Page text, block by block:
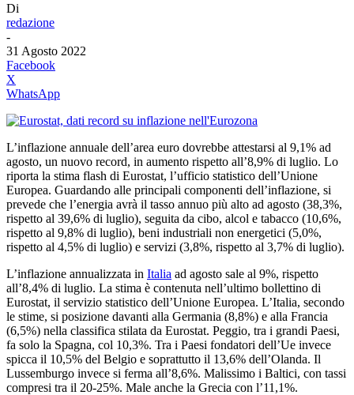
Di
redazione
-
31 Agosto 2022
Facebook
X
WhatsApp
L’inflazione annuale dell’area euro dovrebbe attestarsi al 9,1% ad
agosto, un nuovo record, in aumento rispetto all’8,9% di luglio. Lo
riporta la stima flash di Eurostat, l’ufficio statistico dell’Unione
Europea. Guardando alle principali componenti dell’inflazione, si
prevede che l’energia avrà il tasso annuo più alto ad agosto (38,3%,
rispetto al 39,6% di luglio), seguita da cibo, alcol e tabacco (10,6%,
rispetto al 9,8% di luglio), beni industriali non energetici (5,0%,
rispetto al 4,5% di luglio) e servizi (3,8%, rispetto al 3,7% di luglio).
L’inflazione annualizzata in Italia ad agosto sale al 9%, rispetto
all’8,4% di luglio. La stima è contenuta nell’ultimo bollettino di
Eurostat, il servizio statistico dell’Unione Europea. L’Italia, secondo
le stime, si posizione davanti alla Germania (8,8%) e alla Francia
(6,5%) nella classifica stilata da Eurostat. Peggio, tra i grandi Paesi,
fa solo la Spagna, col 10,3%. Tra i Paesi fondatori dell’Ue invece
spicca il 10,5% del Belgio e soprattutto il 13,6% dell’Olanda. Il
Lussemburgo invece si ferma all’8,6%. Malissimo i Baltici, con tassi
compresi tra il 20-25%. Male anche la Grecia con l’11,1%.